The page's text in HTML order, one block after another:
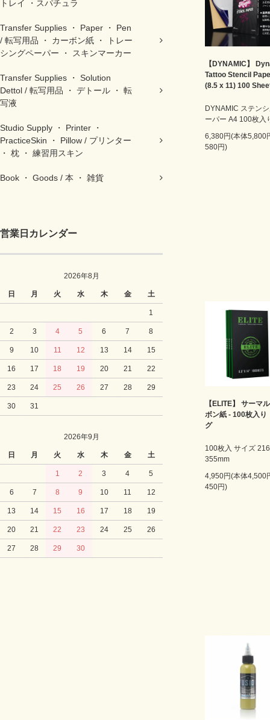
トレイ ・スパチュラ
Transfer Supplies ・ Paper ・ Pen
/ 転写用品 ・ カーボン紙 ・ トレー
シングペーパー ・ スキンマーカー
Transfer Supplies ・ Solution
Dettol / 転写用品 ・ デトール ・ 転
写液
Studio Supply ・ Printer ・
PracticeSkin ・ Pillow / プリンター
・ 枕 ・ 練習用スキン
Book ・ Goods / 本 ・ 雑貨
営業日カレンダー
2026年8月
日 月 火 水 木 金 土
1
2 3 4 5 6 7 8
9 10 11 12 13 14 15
16 17 18 19 20 21 22
23 24 25 26 27 28 29
30 31
2026年9月
日 月 火 水 木 金 土
1 2 3 4 5
6 7 8 9 10 11 12
13 14 15 16 17 18 19
20 21 22 23 24 25 26
27 28 29 30
【DYNAMIC】
Tattoo Stencil
(8.5 x 11) 100
DYNAMIC ステン
ーパー A4 100枚入
6,380円(本体5,800
580円)
【ELITE】 サーマ
ボン紙 - 100枚入り
グ
100枚入 サイズ
355mm
4,950円(本体4,500
450円)